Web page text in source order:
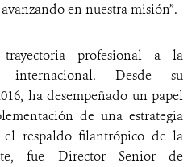
en nuestra misión”.
profesional a la
Desde su
ha desempeñado un papel
de una estrategia
respaldo filantrópico de la
fue Director Senior de